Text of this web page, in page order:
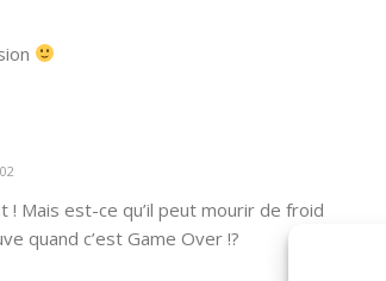
! Mais est-ce qu’il peut mourir de froid
quand c’est Game Over !?